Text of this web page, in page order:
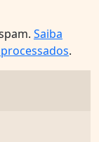
Saiba
.